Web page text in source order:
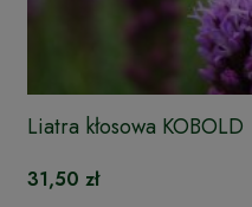
Liatra kłosowa KOBOLD
31,50 zł